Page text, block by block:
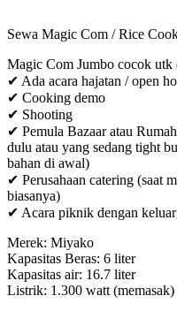
Sewa Magic Com / Rice
Magic Com Jumbo cocok utk
✔ Ada acara hajatan / open
✔ Cooking demo
✔ Shooting
✔ Pemula Bazaar atau
dulu atau yang sedang tight
bahan di awal)
✔ Perusahaan catering (saat
biasanya)
✔ Acara piknik dengan
Merek: Miyako
Kapasitas Beras: 6 liter
Kapasitas air: 16.7 liter
Listrik: 1.300 watt